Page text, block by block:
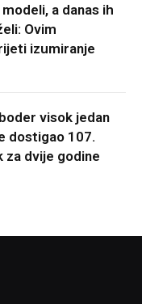
a danas ih
Ovim
izumiranje
visok jedan
dostigao 107.
dvije godine